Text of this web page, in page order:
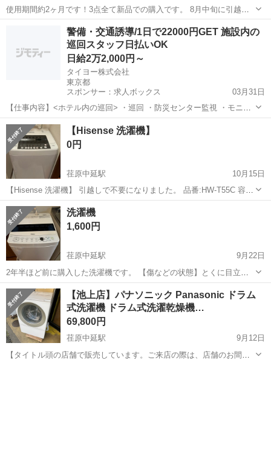
使用期間約2ヶ月です！3点全て新品での購入です。 8月中旬に引越し
した際全て揃えましたが、家庭の事情で実家に戻る事になったので出
品します。 11/20に引越しをする為、11/19に引き取りに来られる方希
望します。こちら難しけ...
品川区 荏原中延駅 生活家電 ドラム式洗濯機
警備・交通誘導/1日で22000円GET 施設内の
巡回スタッフ日払いOK
日給2万2,000円～
タイヨー株式会社
東京都
スポンサー：求人ボックス
03月31日
【仕事内容】<ホテル内の巡回> ・巡回 ・防災センター監視 ・モニタ
ーの確認 ・その他防犯対応 など お仕事は簡単 しっかりと休憩や仮眠
も取れますので、 ご安心ください。 1日働けば22,000円も稼げるので
しっかりと稼ぐことも...
アルバイト・パート
【Hisense 洗濯機】
0円
荏原中延駅
10月15日
【Hisense 洗濯機】 引越しで不要になりました。 品番:HW-T55C 容
量:5.5kg 取扱説明書つき 2019年に購入し、多少使用感はありますが問
題なく使えます。 品川区中延の自宅に11/2,3,4のいずれ...
東京 品川区 荏原中延駅
洗濯機
1,600円
荏原中延駅
9月22日
2年半ほど前に購入した洗濯機です。 【傷などの状態】とくに目立っ
た傷はありません。 【アピールポイント】状態はいいのでまだまだ使
えます！ 【希望取引場所】東京都品川区西中延2-13-2シャロア 【希望
取引日時】9月27日 ...
東京 品川区 荏原中延駅
【池上店】パナソニック Panasonic ドラム
式洗濯機 ドラム式洗濯乾燥機…
69,800円
荏原中延駅
9月12日
【タイトル頭の店舗で販売しています。ご来店の際は、店舗のお間違